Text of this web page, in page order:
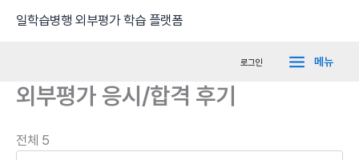
일학습병행 외부평가 학습 플랫폼
로그인
Menu
메뉴
외부평가 응시/합격 후기
전체 5